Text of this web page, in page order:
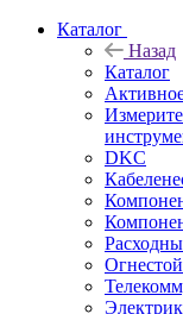
Каталог
Назад
Каталог
DKC